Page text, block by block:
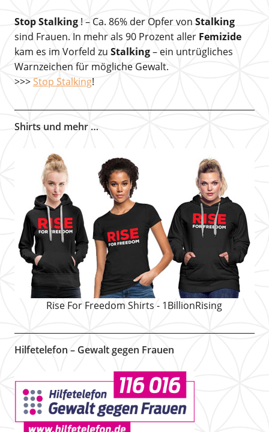
Stop Stalking! – Ca. 86% der Opfer von Stalking
sind Frauen. In mehr als 90 Prozent aller Femizide
kam es im Vorfeld zu Stalking– ein untrügliches
Warnzeichen für mögliche Gewalt.
>>> Stop Stalking!
Shirts und mehr …
Rise For Freedom Shirts - 1BillionRising
Hilfetelefon – Gewalt gegen Frauen